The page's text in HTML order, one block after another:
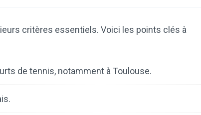
critères essentiels. Voici les points clés à
de tennis, notamment à Toulouse.